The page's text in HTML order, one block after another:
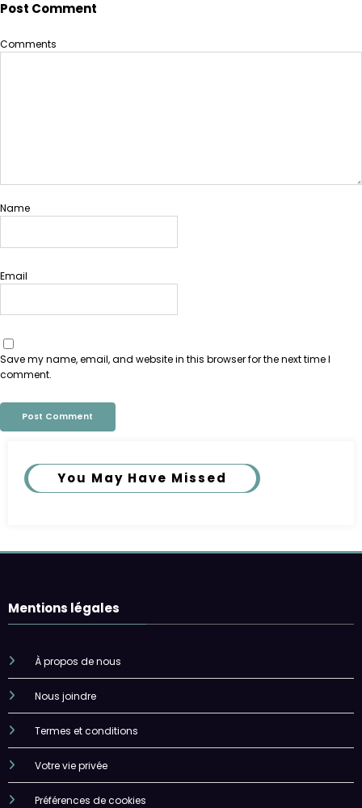
Post Comment
Comments
Name
Email
Save my name, email, and website in this browser for the next time I
comment.
You May Have Missed
Mentions légales
À propos de nous
Nous joindre
Termes et conditions
Votre vie privée
Préférences de cookies